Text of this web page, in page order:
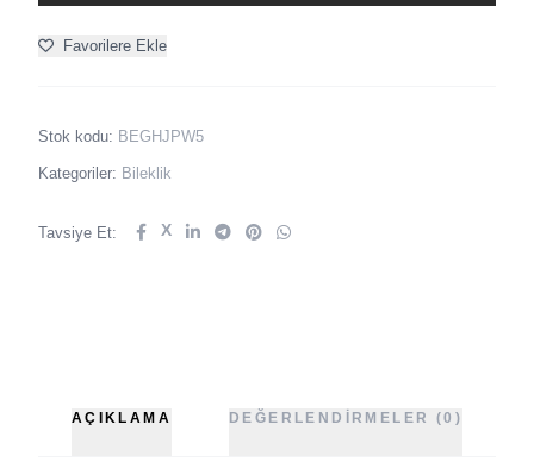
Favorilere Ekle
Stok kodu: BEGHJPW5
Kategoriler: Bileklik
Tavsiye Et: X
AÇIKLAMA DEĞERLENDIRMELER (0)